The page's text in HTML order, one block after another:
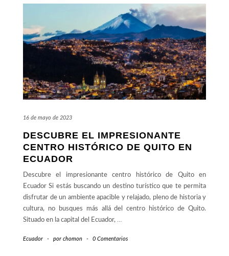
16 de mayo de 2023
DESCUBRE EL IMPRESIONANTE
CENTRO HISTÓRICO DE QUITO EN
ECUADOR
Descubre el impresionante centro histórico de Quito en
Ecuador Si estás buscando un destino turístico que te permita
disfrutar de un ambiente apacible y relajado, pleno de historia y
cultura, no busques más allá del centro histórico de Quito.
Situado en la capital del Ecuador, …
Ecuador - por chomon - 0 Comentarios